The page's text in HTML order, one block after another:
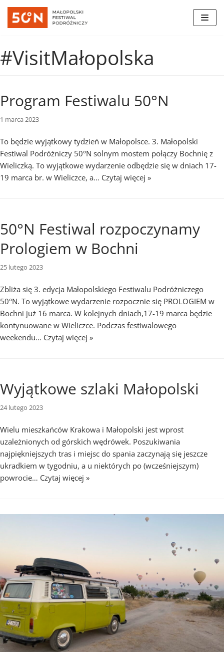
Skocz
treści
#VisitMałopolska
Program Festiwalu 50°N
1 marca 2023
To będzie wyjątkowy tydzień w Małopolsce. 3. Małopolski
Festiwal Podróżniczy 50°N solnym mostem połączy Bochnię z
Wieliczką. To wyjątkowe wydarzenie odbędzie się w dniach 17-
19 marca br. w Wieliczce, a… Czytaj więcej »
50°N Festiwal rozpoczynamy
Prologiem w Bochni
25 lutego 2023
Zbliża się 3. edycja Małopolskiego Festiwalu Podróżniczego
50°N. To wyjątkowe wydarzenie rozpocznie się PROLOGIEM w
Bochni już 16 marca. W kolejnych dniach,17-19 marca będzie
kontynuowane w Wieliczce. Podczas festiwalowego
weekendu… Czytaj więcej »
Wyjątkowe szlaki Małopolski
24 lutego 2023
Wielu mieszkańców Krakowa i Małopolski jest wprost
uzależnionych od górskich wędrówek. Poszukiwania
najpiękniejszych tras i miejsc do spania zaczynają się jeszcze
ukradkiem w tygodniu, a u niektórych po (wcześniejszym)
powrocie… Czytaj więcej »